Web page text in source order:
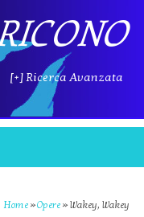
[+] Ricerca Avanzata
Home »Opere » Wakey, Wakey